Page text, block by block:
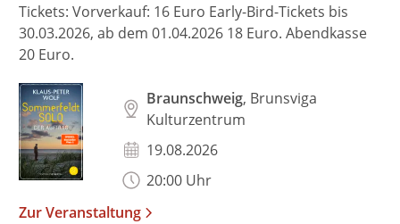
Tickets: Vorverkauf: 16 Euro Early-Bird-Tickets bis
30.03.2026, ab dem 01.04.2026 18 Euro. Abendkasse
20 Euro.
Braunschweig, Brunsviga
Kulturzentrum
19.08.2026
20:00 Uhr
Zur Veranstaltung